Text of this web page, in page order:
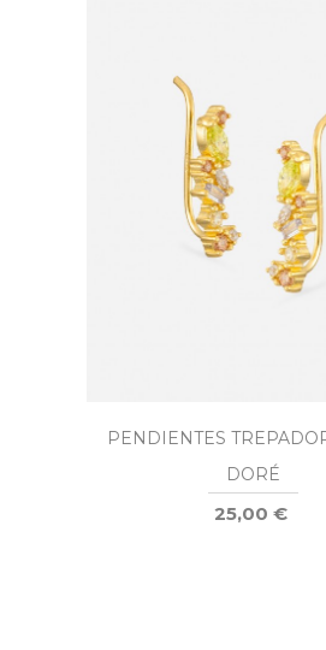
PENDIENTES
DORÉ
25,00 €